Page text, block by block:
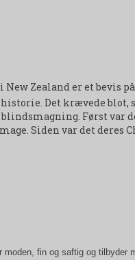
Zealand er et bevis
Det krævede blot,
Først var
Siden var det deres
fin og saftig og tilbyder